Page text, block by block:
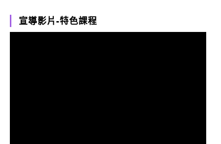
宣導影片-特色課程